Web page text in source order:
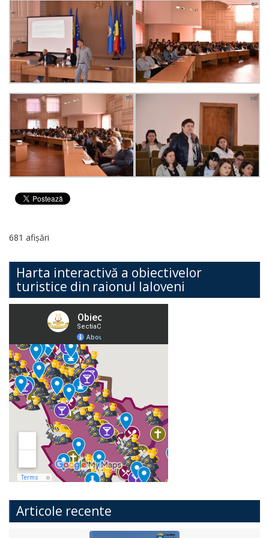
681 afișări
Harta interactivă a obiectivelor
turistice din raionul Ialoveni
Articole recente